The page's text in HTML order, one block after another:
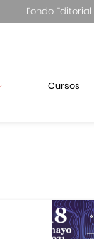
Fondo Editorial
Cursos